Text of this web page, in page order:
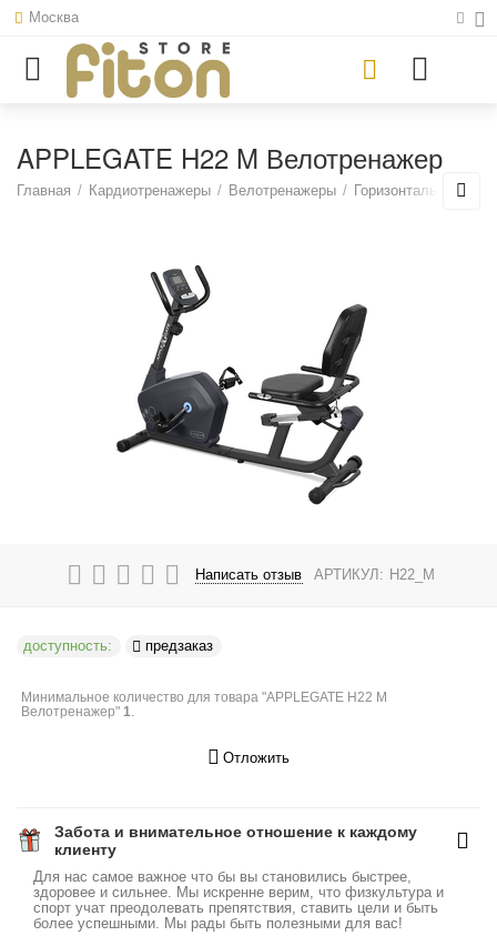
Москва
APPLEGATE H22 M Велотренажер
Главная / Кардиотренажеры / Велотренажеры / Горизонтальные
Написать отзыв АРТИКУЛ: H22_M
доступность: предзаказ
Минимальное количество для товара "APPLEGATE H22 M
Велотренажер"1.
Отложить
Забота и внимательное отношение к каждому
клиенту
Для нас самое важное что бы вы становились быстрее,
здоровее и сильнее. Мы искренне верим, что физкультура и
спорт учат преодолевать препятствия, ставить цели и быть
более успешными. Мы рады быть полезными для вас!